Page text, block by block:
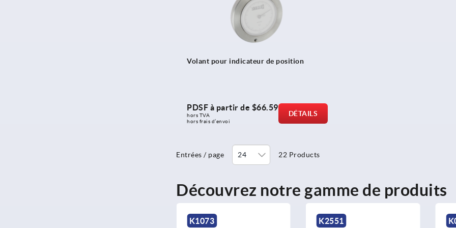
Volant pour indicateur de position
PDSF à partir de $66.59
hors TVA
hors frais d’envoi
DÉTAILS
Entrées / page 22 Products
Découvrez notre gamme de produits